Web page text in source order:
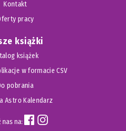
Kontakt
pracy
książki
książek
w formacie CSV
pobrania
Astro Kalendarz
nas na: